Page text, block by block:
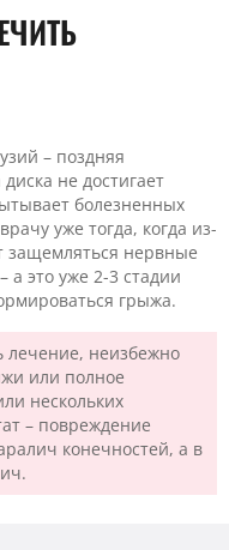
– поздняя
не достигает
болезненных
уже тогда, когда из-
защемляться нервные
а это уже 2-3 стадии
грыжа.
лечение, неизбежно
или полное
нескольких
– повреждение
конечностей, а в